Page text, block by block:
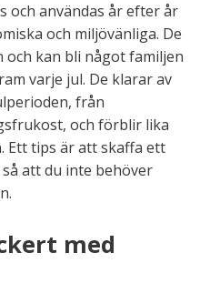
och användas år efter år
och miljövänliga. De
kan bli något familjen
varje jul. De klarar av
från
och förblir lika
Ett tips är att skaffa ett
att du inte behöver
med